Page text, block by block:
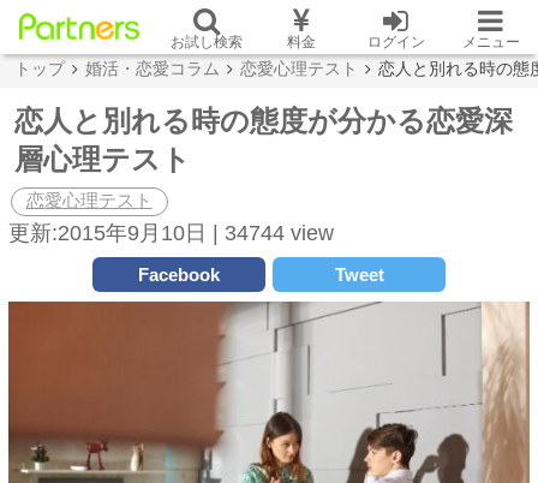
お試し検索 料金 ログイン メニュー
トップ 婚活・恋愛コラム 恋愛心理テスト 恋人と別れる時の態
恋人と別れる時の態度が分かる恋愛深
層心理テスト
恋愛心理テスト
更新:2015年9月10日 | 34744 view
Facebook Tweet